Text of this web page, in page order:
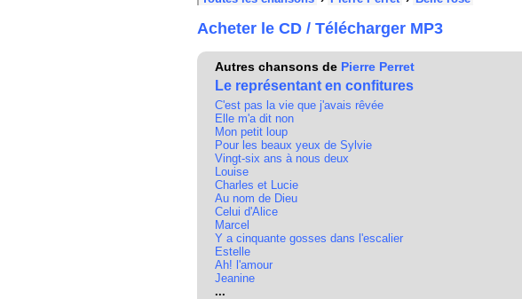
Acheter le CD / Télécharger MP3
Autres chansons de Pierre Perret
Le représentant en confitures
C'est pas la vie que j'avais rêvée
Elle m'a dit non
Mon petit loup
Pour les beaux yeux de Sylvie
Vingt-six ans à nous deux
Louise
Charles et Lucie
Au nom de Dieu
Celui d'Alice
Marcel
Y a cinquante gosses dans l'escalier
Estelle
Ah! l'amour
Jeanine
...